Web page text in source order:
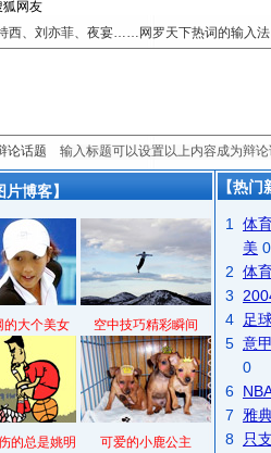
西、刘亦菲、夜宴……网罗天下热词的输入法
论话题
片博客】
的大个美女 空中技巧精彩瞬间
的总是姚明 可爱的小鹿公主
【热门
1
体
美 0
2 体
3
4
足
5 意
0
6
7
雅
8
只